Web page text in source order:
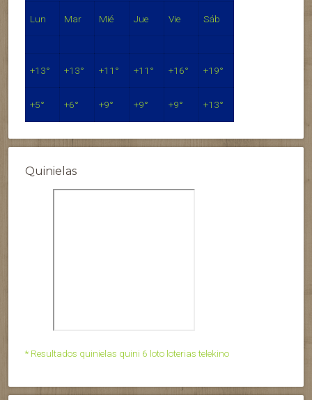
Lun Mar Mié Jue Vie Sáb
+13° +13° +11° +11° +16° +19°
+5° +6° +9° +9° +9° +13°
Quinielas
* Resultados quinielas quini 6 loto loterias telekino